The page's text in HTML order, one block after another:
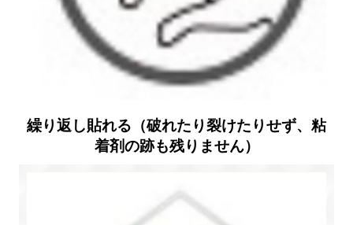
繰り返し貼れる（破れたり裂けたりせず、粘
着剤の跡も残りません）